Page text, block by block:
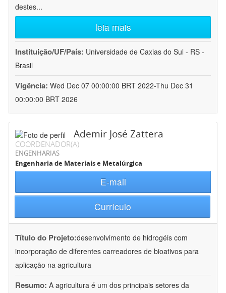
destes...
leia mais
Instituição/UF/País: Universidade de Caxias do Sul - RS -
Brasil
Vigência: Wed Dec 07 00:00:00 BRT 2022-Thu Dec 31
00:00:00 BRT 2026
Ademir José Zattera
COORDENADOR(A)
ENGENHARIAS
Engenharia de Materiais e Metalúrgica
E-mail
Currículo
Título do Projeto:desenvolvimento de hidrogéis com
incorporação de diferentes carreadores de bioativos para
aplicação na agricultura
Resumo: A agricultura é um dos principais setores da